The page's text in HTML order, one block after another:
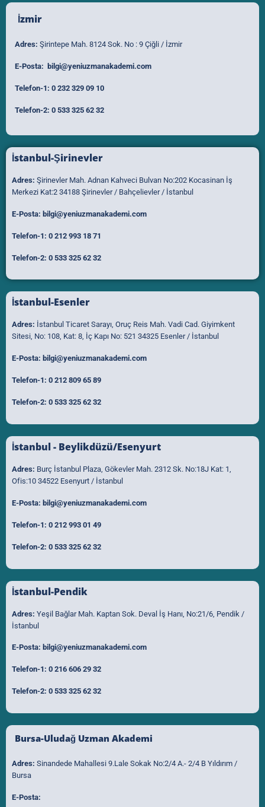
İzmir
Adres: Şirintepe Mah. 8124 Sok. No : 9 Çiğli / İzmir
E-Posta: bilgi@yeniuzmanakademi.com
Telefon-1: 0 232 329 09 10
Telefon-2: 0 533 325 62 32
İstanbul-Şirinevler
Adres: Şirinevler Mah. Adnan Kahveci Bulvarı No:202 Kocasinan İş
Merkezi Kat:2 34188 Şirinevler / Bahçelievler / İstanbul
E-Posta: bilgi@yeniuzmanakademi.com
Telefon-1: 0 212 993 18 71
Telefon-2: 0 533 325 62 32
İstanbul-Esenler
Adres: İstanbul Ticaret Sarayı, Oruç Reis Mah. Vadi Cad. Giyimkent
Sitesi, No: 108, Kat: 8, İç Kapı No: 521 34325 Esenler / İstanbul
E-Posta: bilgi@yeniuzmanakademi.com
Telefon-1: 0 212 809 65 89
Telefon-2: 0 533 325 62 32
İstanbul - Beylikdüzü/Esenyurt
Adres: Burç İstanbul Plaza, Gökevler Mah. 2312 Sk. No:18J Kat: 1,
Ofis:10 34522 Esenyurt / İstanbul
E-Posta: bilgi@yeniuzmanakademi.com
Telefon-1: 0 212 993 01 49
Telefon-2: 0 533 325 62 32
İstanbul-Pendik
Adres: Yeşil Bağlar Mah. Kaptan Sok. Deval İş Hanı, No:21/6, Pendik /
İstanbul
E-Posta: bilgi@yeniuzmanakademi.com
Telefon-1: 0 216 606 29 32
Telefon-2: 0 533 325 62 32
Bursa-Uludağ Uzman Akademi
Adres: Sinandede Mahallesi 9.Lale Sokak No:2/4 A.- 2/4 B Yıldırım /
Bursa
E-Posta: